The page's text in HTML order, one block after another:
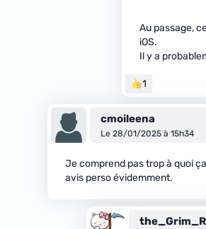
Au passage,
iOS.
Il y a
1
cmoileena
Le 28/01/2025 à 15h34
Je comprend pas trop à quoi
avis perso évidemment.